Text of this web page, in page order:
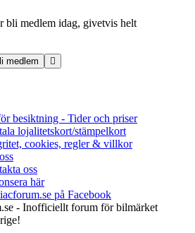
bli medlem idag, givetvis helt
medlem
besiktning - Tider och priser
lojalitetskort/stämpelkort
cookies, regler & villkor
oss
här
på Facebook
- Inofficiellt forum för bilmärket